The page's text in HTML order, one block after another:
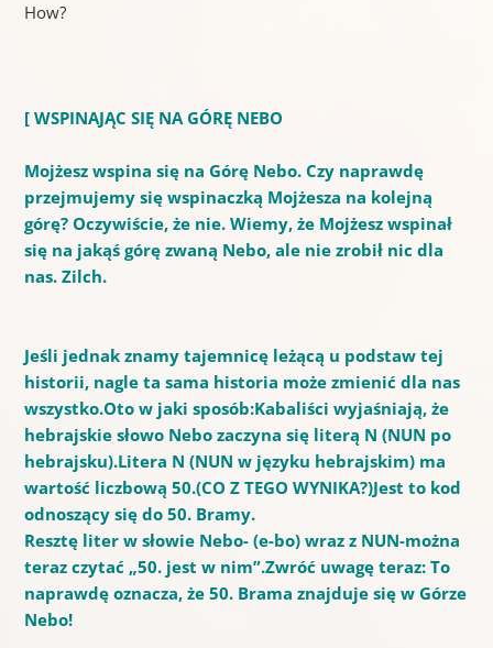
How?
[WSPINAJĄC SIĘ NA GÓRĘ NEBO
Mojżesz wspina się na Górę Nebo. Czy naprawdę
przejmujemy się wspinaczką Mojżesza na kolejną
górę? Oczywiście, że nie. Wiemy, że Mojżesz wspinał
się na jakąś górę zwaną Nebo, ale nie zrobił nic dla
nas. Zilch.
Jeśli jednak znamy tajemnicę leżącą u podstaw tej
historii, nagle ta sama historia może zmienić dla nas
wszystko.Oto w jaki sposób:Kabaliści wyjaśniają, że
hebrajskie słowo Nebo zaczyna się literą N (NUN po
hebrajsku).Litera N (NUN w języku hebrajskim) ma
wartość liczbową 50.(CO Z TEGO WYNIKA?)Jest to kod
odnoszący się do 50. Bramy.
Resztę liter w słowie Nebo- (e-bo) wraz z NUN-można
teraz czytać „50. jest w nim”.Zwróć uwagę teraz: To
naprawdę oznacza, że ​​50. Brama znajduje się w Górze
Nebo!